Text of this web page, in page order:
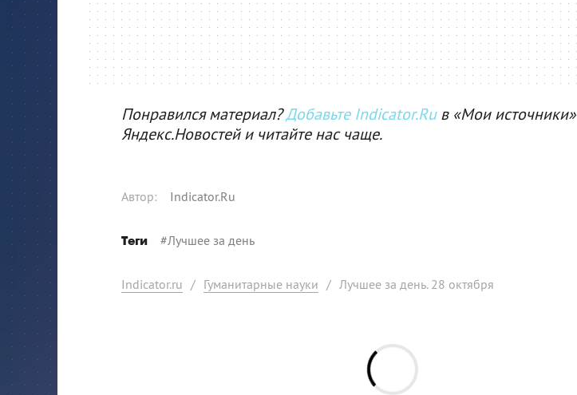
Понравился материал?Добавьте Indicator.Ruв «Мои источники»
Яндекс.Новостей и читайте нас чаще.
Автор: Indicator.Ru
Теги #Лучшее за день
Indicator.ru / Гуманитарные науки / Лучшее за день. 28 октября